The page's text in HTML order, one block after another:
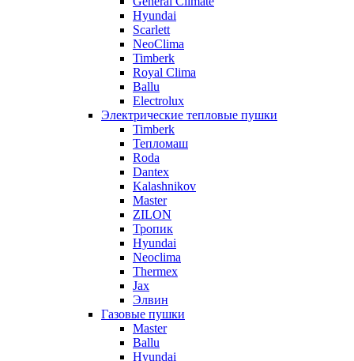
Hyundai
Scarlett
NeoClima
Timberk
Royal Clima
Ballu
Electrolux
Электрические тепловые пушки
Timberk
Тепломаш
Roda
Dantex
Kalashnikov
Master
ZILON
Тропик
Hyundai
Neoclima
Thermex
Jax
Элвин
Газовые пушки
Master
Ballu
Hyundai